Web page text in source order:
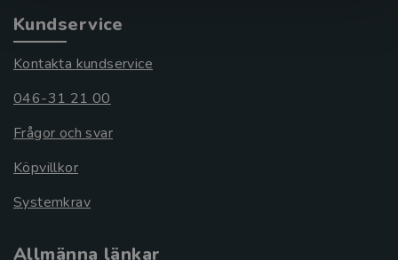
Kundservice
Kontakta kundservice
046-31 21 00
Frågor och svar
Köpvillkor
Systemkrav
Allmänna länkar